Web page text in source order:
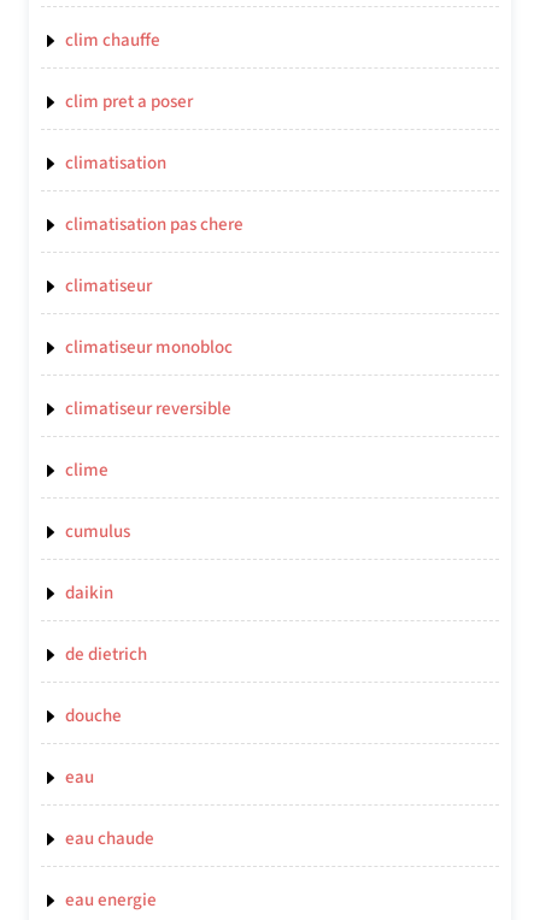
clim chauffe
clim pret a poser
climatisation
climatisation pas chere
climatiseur
climatiseur monobloc
climatiseur reversible
clime
cumulus
daikin
de dietrich
douche
eau
eau chaude
eau energie